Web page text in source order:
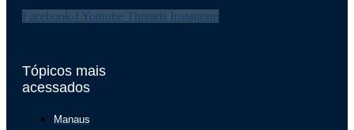
Facebook-f Youtube Threads Instagram
Tópicos mais
acessados
Manaus